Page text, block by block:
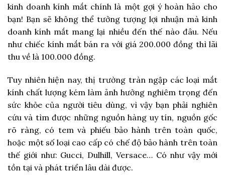
kinh doanh kính mắt chính là một gợi ý hoàn hảo cho
bạn! Bạn sẽ không thể tưởng tượng lợi nhuận mà kinh
doanh kính mắt mang lại nhiều đến thế nào đâu. Nếu
như chiếc kính mắt bán ra với giá 200.000 đồng thì lãi
thu về là 100.000 đồng.
Tuy nhiên hiện nay, thị trường tràn ngập các loại mắt
kính chất lượng kém làm ảnh hưởng nghiêm trọng đến
sức khỏe của người tiêu dùng, vì vậy bạn phải nghiên
cứu và tìm được những nguồn hàng uy tín, nguồn gốc
rõ ràng, có tem và phiếu bảo hành trên toàn quốc,
hoặc một số loại cao cấp có chế độ bảo hành trên toàn
thế giới như: Gucci, Dulhill, Versace… Có như vậy mới
tồn tại và phát triển lâu dài được.